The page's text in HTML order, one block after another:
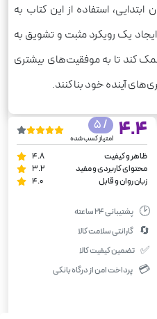
استفاده از این کتاب به
یک رویکرد مثبت و تشویق به
کند تا به موفقیت‌های بیشتری
آینده خود بنا کنند.
4.4
/ 5
امتیاز کسب شده
ظاهر و کیفیت
4.8
محتوای کاربردی و مفید
3.2
زبان روان و قابل
4.0
🕑 پشتیبانی ۲۴ ساعته
🔄 گارانتی سلامت کالا
✅ تضمین کیفیت کالا
💳 پرداخت امن از درگاه بانکی